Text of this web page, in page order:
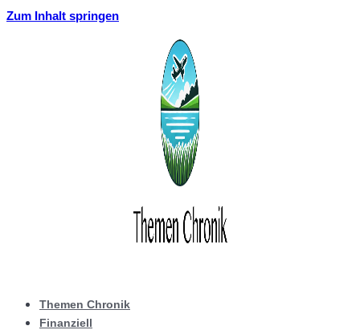
Zum Inhalt springen
Themen Chronik
Finanziell